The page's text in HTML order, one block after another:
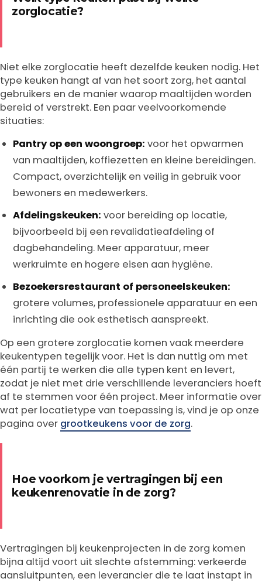
zorglocatie?
Niet elke zorglocatie heeft dezelfde keuken nodig. Het
type keuken hangt af van het soort zorg, het aantal
gebruikers en de manier waarop maaltijden worden
bereid of verstrekt. Een paar veelvoorkomende
situaties:
Pantry op een woongroep: voor het opwarmen
van maaltijden, koffiezetten en kleine bereidingen.
Compact, overzichtelijk en veilig in gebruik voor
bewoners en medewerkers.
Afdelingskeuken: voor bereiding op locatie,
bijvoorbeeld bij een revalidatieafdeling of
dagbehandeling. Meer apparatuur, meer
werkruimte en hogere eisen aan hygiëne.
Bezoekersrestaurant of personeelskeuken:
grotere volumes, professionele apparatuur en een
inrichting die ook esthetisch aanspreekt.
Op een grotere zorglocatie komen vaak meerdere
keukentypen tegelijk voor. Het is dan nuttig om met
één partij te werken die alle typen kent en levert,
zodat je niet met drie verschillende leveranciers hoeft
af te stemmen voor één project. Meer informatie over
wat per locatietype van toepassing is, vind je op onze
pagina over grootkeukens voor de zorg.
Hoe voorkom je vertragingen bij een
keukenrenovatie in de zorg?
Vertragingen bij keukenprojecten in de zorg komen
bijna altijd voort uit slechte afstemming: verkeerde
aansluitpunten, een leverancier die te laat instapt in